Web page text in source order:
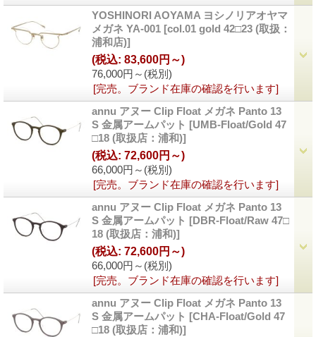
YOSHINORI AOYAMA ヨシノリアオヤマ
メガネ YA-001 [col.01 gold 42□23 (取扱：
浦和店)]
76,000円～ (税別)
(税込: 83,600円～)
[完売。ブランド在庫の確認を行います]
annu アヌー Clip Float メガネ Panto 13
S 金属アームパット [UMB-Float/Gold 47
□18 (取扱店：浦和)]
66,000円～ (税別)
(税込: 72,600円～)
[完売。ブランド在庫の確認を行います]
annu アヌー Clip Float メガネ Panto 13
S 金属アームパット [DBR-Float/Raw 47□
18 (取扱店：浦和)]
66,000円～ (税別)
(税込: 72,600円～)
[完売。ブランド在庫の確認を行います]
annu アヌー Clip Float メガネ Panto 13
S 金属アームパット [CHA-Float/Gold 47
□18 (取扱店：浦和)]